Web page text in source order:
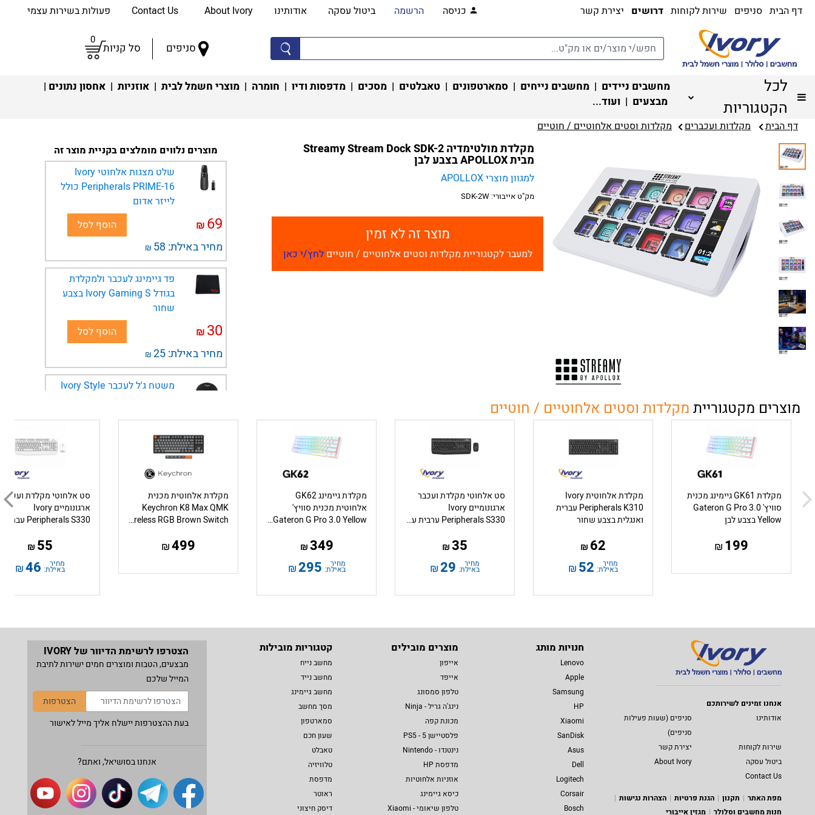
דף הבית סניפים שירות לקוחות דרושים יצירת קשר כניסה הרשמה ביטול עסקה אודותינו About Ivory פעולות בשירות עצמי
סניפים סל קניות
0
לכל
הקטגוריות
מחשבים ניידים | מחשבים נייחים | סמארטפונים | טאבלטים | מסכים | מדפסות ודיו | חומרה | מוצרי חשמל לבית | אוזניות | אחסון נתונים |
מבצעים | ועוד...
דף הבית מקלדות ועכברים מקלדות וסטים אלחוטיים / חוטיים‏
מקלדת מולטימדיה Streamy Stream Dock SDK-2
מבית APOLLOX בצבע לבן
למגוון מוצרי APOLLOX
מק"ט אייבורי: SDK-2W
מוצר זה לא זמין
למעבר לקטגוריית מקלדות וסטים אלחוטיים / חוטייםלחץ/י כאן
מוצרים נלווים מומלצים בקניית מוצר זה
שלט מצגות אלחוטי Ivory
Peripherals PRIME-16 כולל
לייזר אדום
69
₪
מחיר באילת: 58
₪
הוסף לסל
פד גיימינג לעכבר ולמקלדת
בגודל Ivory Gaming S בצבע
שחור
30
₪
מחיר באילת:25
₪
הוסף לסל
משטח ג'ל לעכבר Ivory Style
26
₪
מחיר באילת:22
הוסף לסל
פד גיימינג לעכבר ולמקלדת
בגודל Ivory Gaming XXL בצבע
שחור
79
מחיר באילת:66
מחיר באילת:41
₪
מוצרים מקטגוריית מקלדות וסטים אלחוטיים / חוטיים
מקלדת GK61 גיימינג מכנית
סוויץ' Gateron G Pro 3.0
Yellow בצבע לבן
199
₪
מקלדת אלחוטית Ivory
Peripherals K310 עברית
ואנגלית בצבע שחור
62
₪
מחיר
באילת: 52
₪
סט אלחוטי מקלדת ועכבר
ארגונומיים Ivory
Peripherals S330 ערבית עברית ואנגלית בצבע שחור
35
₪
מחיר
באילת: 29
₪
מקלדת גיימינג GK62
אלחוטית מכנית סוויץ'
Gateron G Pro 3.0 Yellow בצבע לבן
349
₪
מחיר
באילת: 295
₪
מקלדת אלחוטית מכנית
Keychron K8 Max QMK
Wireless RGB Brown Switch עברית ואנגלית
499
₪
סט אלחוטי מקלדת ועכבר
ארגונומיים Ivory
55
₪
מחיר
באילת: 46
₪
אנחנו זמינים לשירותכם
אודותינו
סניפים (שעות פעילות
סניפים)
שירות לקוחות
יצירת קשר
ביטול עסקה
About Ivory
Contact Us
מפת האתר
תקנון הגנת פרטיות
הצהרות נגישות
חנות מחשבים וסלולר
מגזין אייבורי
חנויות מותג
Lenovo
Apple
Samsung
HP
Xiaomi
SanDisk
Asus
Dell
Logitech
Corsair
Bosch
מוצרים מובילים
אייפון
אייפד
טלפון סמסונג
נינג'ה גריל - Ninja
מכונת קפה
פלסטיישן 5 - PS5
נינטנדו - Nintendo
מדפסת HP
אוזניות אלחוטיות
כיסא גיימינג
טלפון שיאומי - Xiaomi
קטגוריות מובילות
מחשב נייח
מחשב נייד
מחשב גיימינג
מסך מחשב
סמארטפון
שעון חכם
טאבלט
טלוויזיה
מדפסת
ראוטר
דיסק חיצוני
הצטרפו לרשימת הדיוור של IVORY
מבצעים, הטבות ומוצרים חמים ישירות לתיבת
המייל שלכם
הצטרפות
בעת ההצטרפות יישלח אליך מייל לאישור
אנחנו בסושיאל, ואתם?